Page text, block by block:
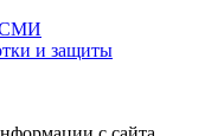
СМИ
и защиты